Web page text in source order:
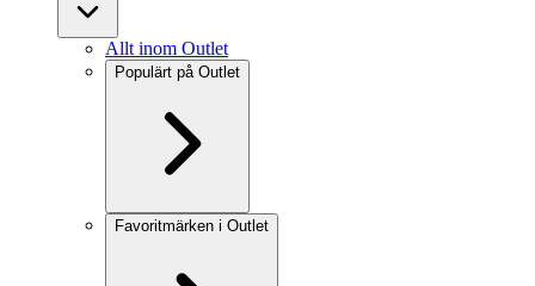
Allt inom Outlet
Populärt på Outlet
Favoritmärken i Outlet